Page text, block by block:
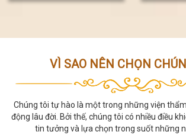
2024
VÌ SAO NÊN CHỌN
Chúng tôi tự hào là một trong những viện
động lâu đời. Bởi thế, chúng tôi có nhiều điều
tin tưởng và lựa chọn trong suốt những